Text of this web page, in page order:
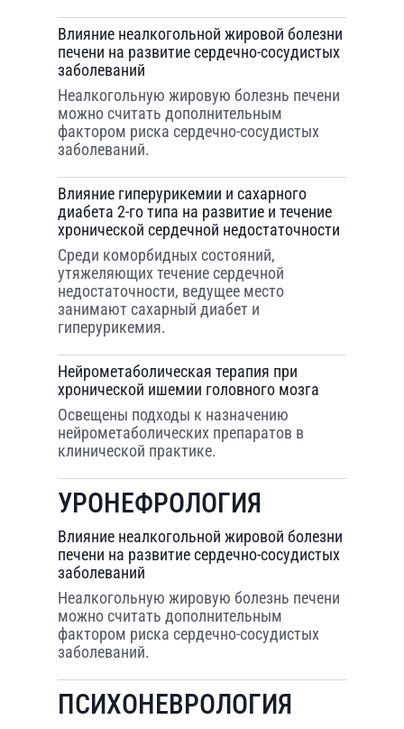
Влияние неалкогольной жировой болезни
печени на развитие сердечно-сосудистых
заболеваний
Неалкогольную жировую болезнь печени
можно считать дополнительным
фактором риска сердечно-сосудистых
заболеваний.
Влияние гиперурикемии и сахарного
диабета 2-го типа на развитие и течение
хронической сердечной недостаточности
Среди коморбидных состояний,
утяжеляющих течение сердечной
недостаточности, ведущее место
занимают сахарный диабет и
гиперурикемия.
Нейрометаболическая терапия при
хронической ишемии головного мозга
Освещены подходы к назначению
нейрометаболических препаратов в
клинической практике.
УРОНЕФРОЛОГИЯ
Влияние неалкогольной жировой болезни
печени на развитие сердечно-сосудистых
заболеваний
Неалкогольную жировую болезнь печени
можно считать дополнительным
фактором риска сердечно-сосудистых
заболеваний.
ПСИХОНЕВРОЛОГИЯ